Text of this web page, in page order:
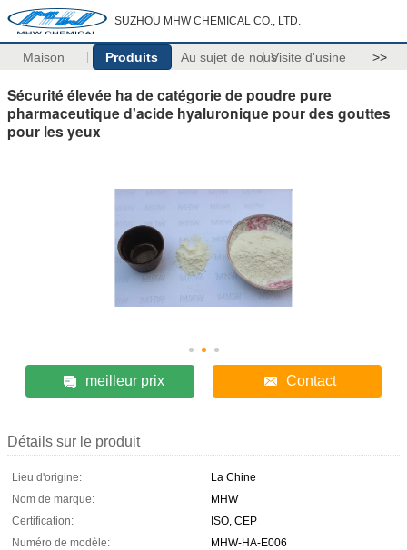
SUZHOU MHW CHEMICAL CO., LTD.
Maison Produits Au sujet de nousVisite d'usine >>
Sécurité élevée ha de catégorie de poudre pure
pharmaceutique d'acide hyaluronique pour des gouttes
pour les yeux
meilleur prix Contact
Détails sur le produit
Lieu d'origine:
La Chine
Nom de marque:
MHW
Certification:
ISO, CEP
Numéro de modèle:
MHW-HA-E006